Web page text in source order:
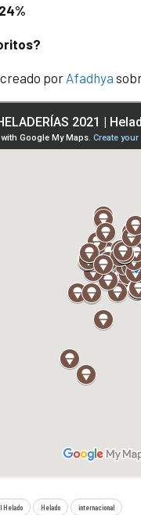
porAfadhya
Helado Helado internacional